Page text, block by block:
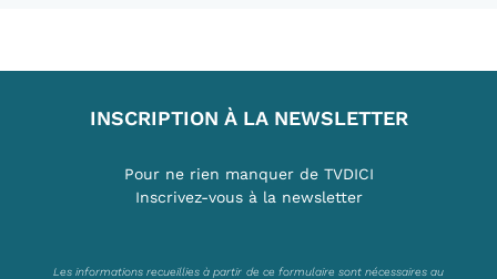
INSCRIPTION À LA NEWSLETTER
Pour ne rien manquer de TVDICI
Inscrivez-vous à la newsletter
Les informations recueillies à partir de ce formulaire sont nécessaires au